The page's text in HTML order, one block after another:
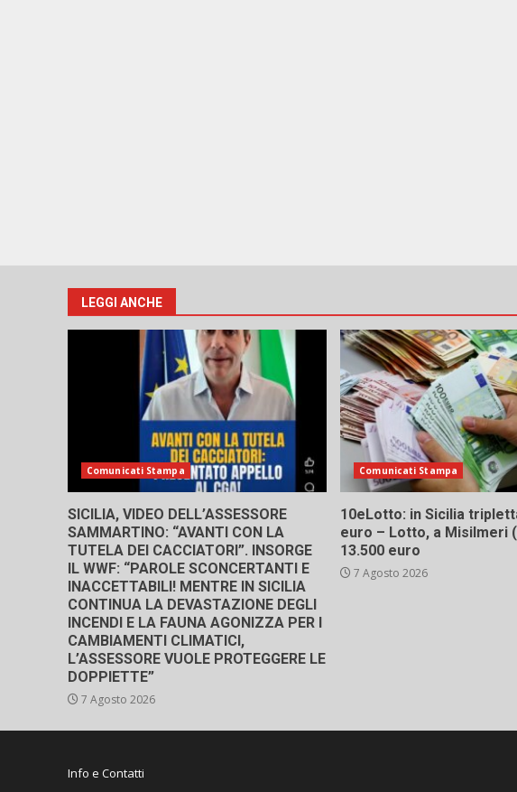
LEGGI ANCHE
Comunicati Stampa
SICILIA, VIDEO DELL’ASSESSORE
SAMMARTINO: “AVANTI CON LA
TUTELA DEI CACCIATORI”. INSORGE
IL WWF: “PAROLE SCONCERTANTI E
INACCETTABILI! MENTRE IN SICILIA
CONTINUA LA DEVASTAZIONE DEGLI
INCENDI E LA FAUNA AGONIZZA PER I
CAMBIAMENTI CLIMATICI,
L’ASSESSORE VUOLE PROTEGGERE LE
DOPPIETTE”
7 Agosto 2026
Comunicati Stampa
10eLotto: in Sicilia
euro – Lotto, a Misilmeri
13.500 euro
7 Agosto 2026
Info e Contatti